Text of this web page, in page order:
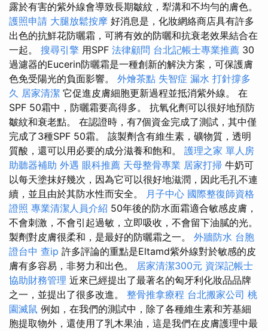
露於有害的紫外線會導致長期皺紋，犁溝和不均勻的膚色。
護照申請 大腿放鬆按摩 好消息是，化妝網絡商店具有許多
出色的抗鮮花防曬霜，可將有效的防曬和抗衰老效果結合在
一起。 搜尋引擎 用SPF 法律顧問 台北記帳士專業推薦 30
過濾器的Eucerin防曬霜是一種創新的解決方案，可保護膚
色免受陽光的負面影響。 外燴茶點 失智症 漏水 打針撐多
久 居家清潔 它促進皮膚細胞更新過程並抵消紫外線。 在
SPF 50霜中，防曬霜要高得多。 抗氧化劑可以很好地預防
皺紋和衰老點。 在認證時，有7個資金完成了測試，其中僅
完成了3種SPF 50霜。 該製劑含有維生素，礦物質，透明
質酸，還可以用必要的成分滋養和飽和。 護理之家 單人房
助聽器補助 外遇 眼科推薦 天母整骨專業 居家打掃 牛奶可
以每天塗抹好幾次，因為它可以很好地滋潤，因此毛孔不連
續，並且由於其防水性而安全。 月子中心 國際整復師資格
證照 專業清潔人員介紹 50年後的防水面霜適合敏感皮膚，
不會刺激，不會引起過敏，立即吸收，不會留下油膩的光。
製劑對皮膚很柔和，是最好的防曬霜之一。 外牆防水 台胞
證台中 查ip 許多評論的重點是Eltamd紫外線對於敏感的皮
膚有多容易，非努力和出色。 居家清潔300元 資深記帳士
協助財務管理 近來已經提出了最著名的匈牙利化妝品品牌
之一，並提出了很多改進。 整骨推拿療程 台北搬家公司 桃
園滅鼠 例如，在我們的測試中，除了各種維生素和芳基細
胞提取物外，還使用了乳木果油，這是我們在皮膚護理中最